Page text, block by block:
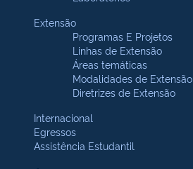
Extensão
Programas E Projetos
Linhas de Extensão
Áreas temáticas
Modalidades de Extensão
Diretrizes de Extensão
Internacional
Egressos
Assistência Estudantil